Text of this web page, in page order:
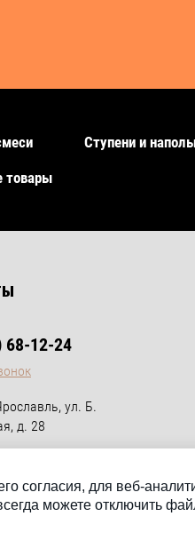
Ступени и
товары
68-12-24
ул. Б.
д. 28
согласия, для веб-
можете отключить